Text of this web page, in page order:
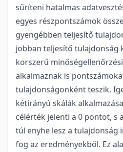
sűríteni hatalmas
egyes részpontszámok
gyengébben teljesítő
jobban teljesítő tulajdonság
korszerű
alkalmaznak is
tulajdonságonként teszik.
kétirányú skálák
célérték jelenti a 0 pontot, s
túl enyhe lesz a tulajdonság
fog az eredményekből. Ez